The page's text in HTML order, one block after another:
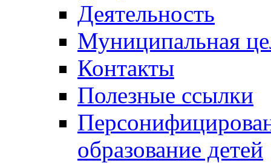
Деятельность
Муниципальная
Контакты
Полезные ссылки
образование детей